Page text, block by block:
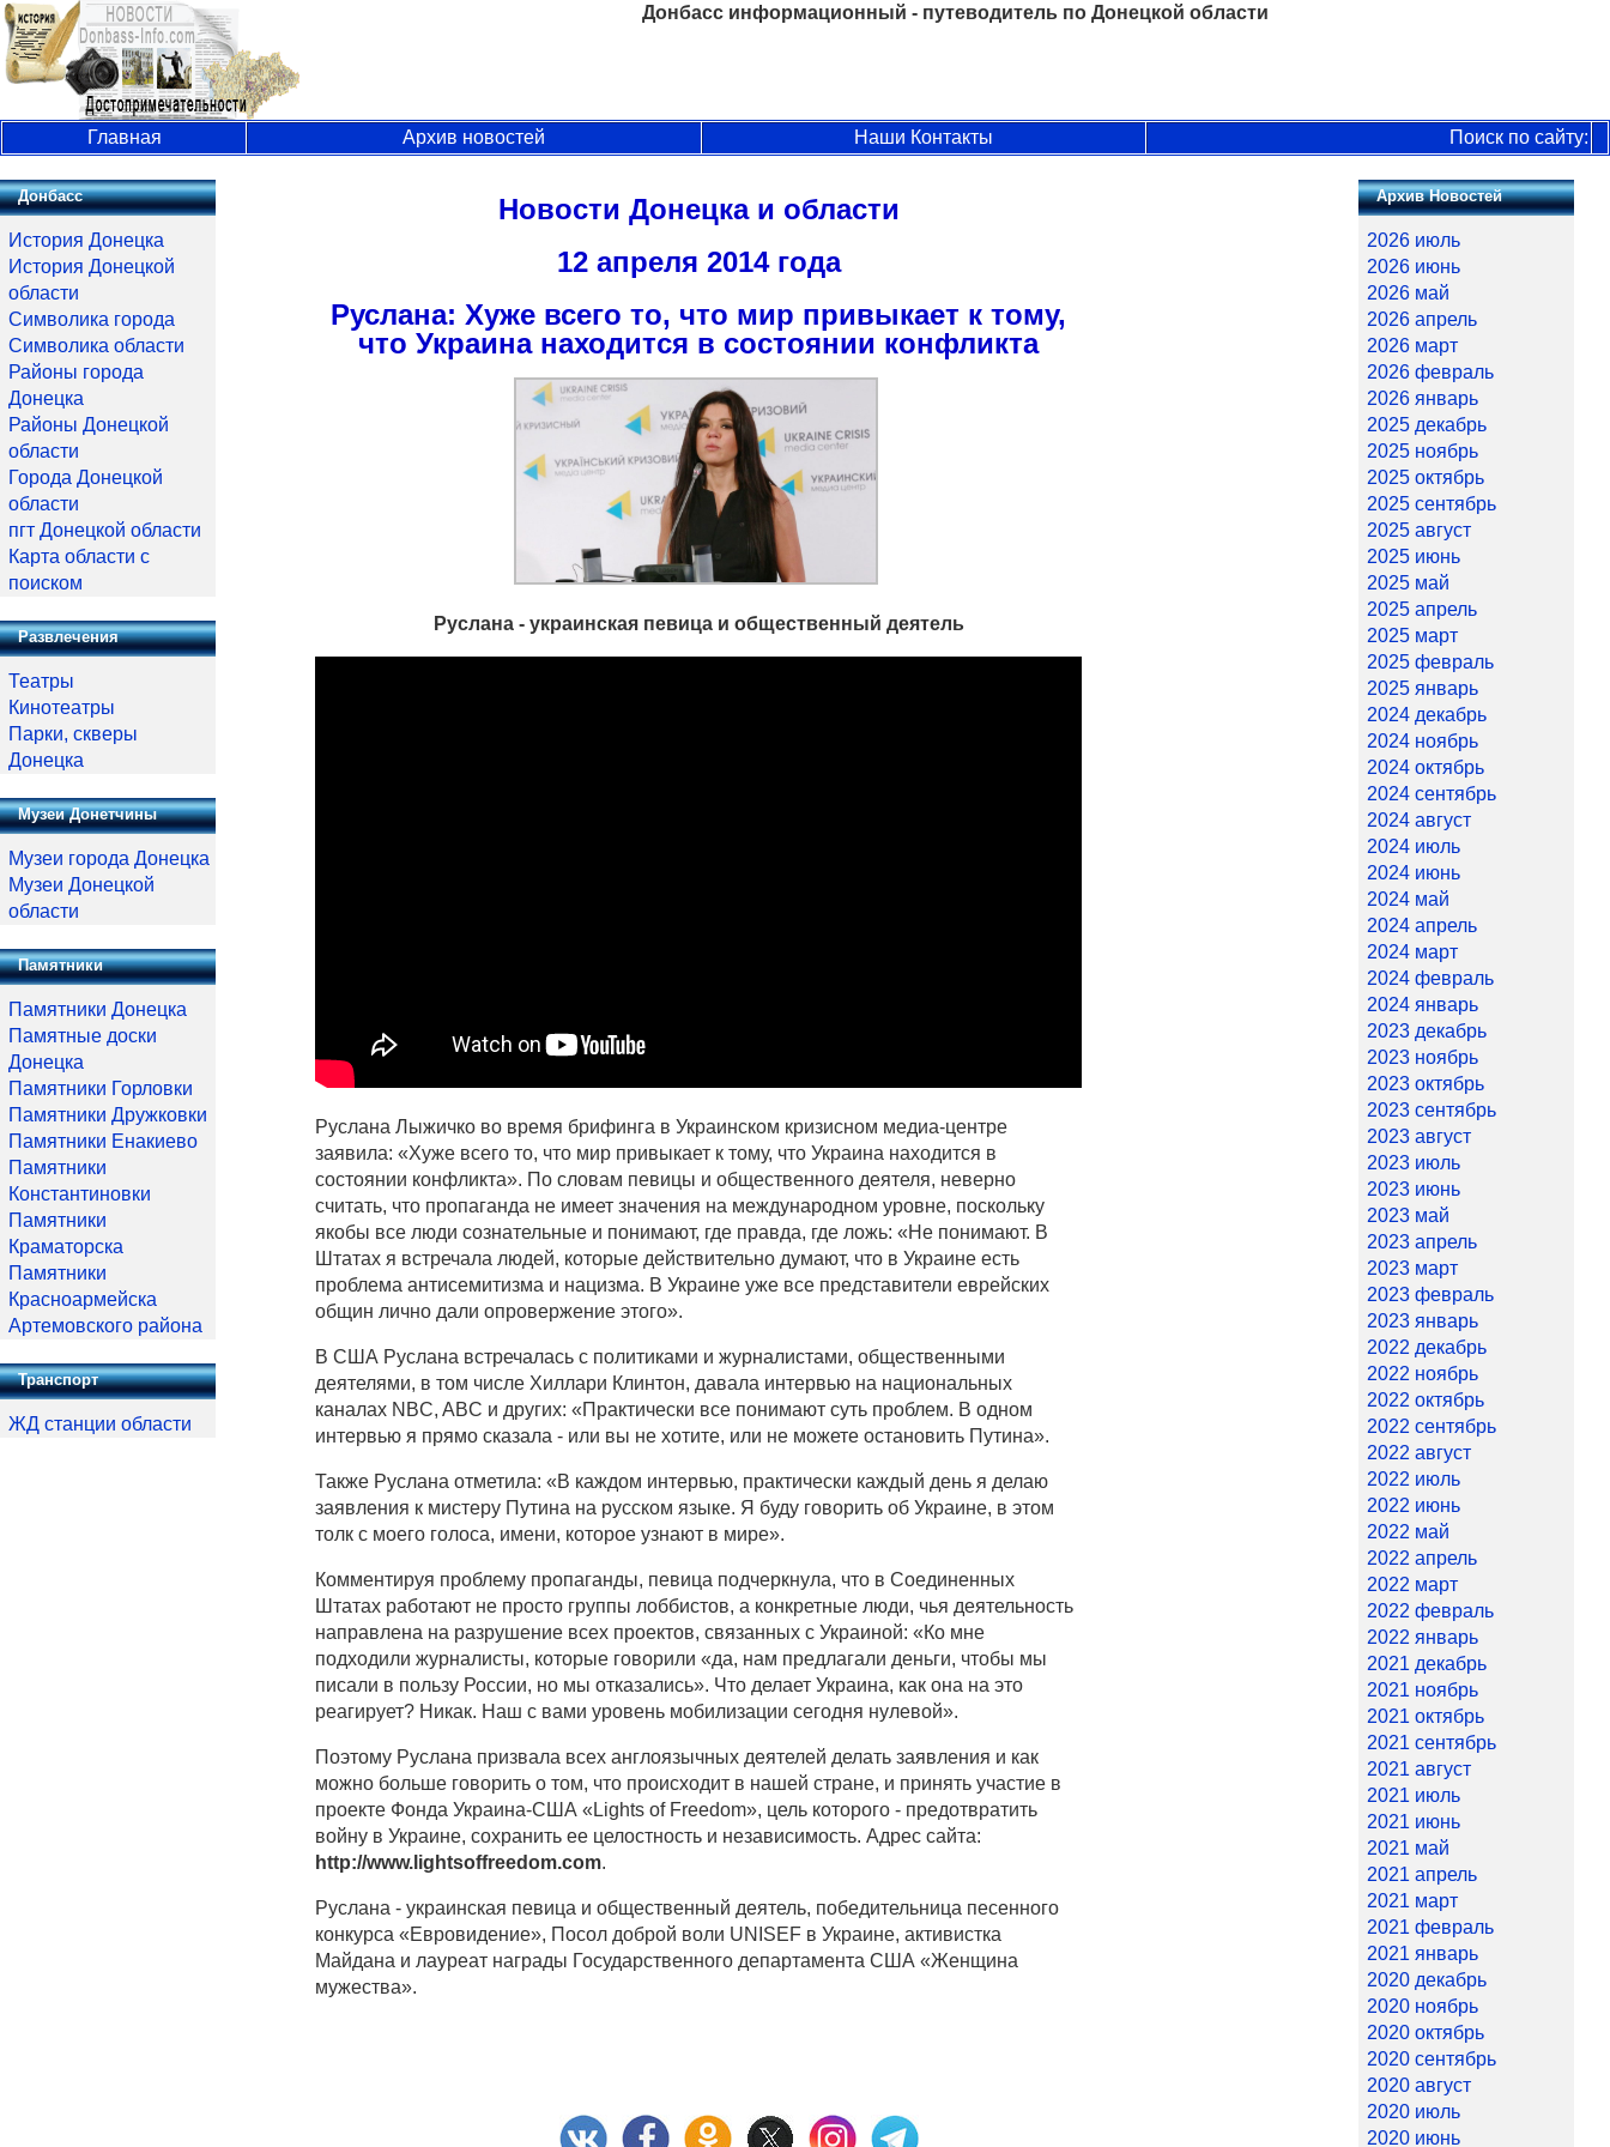
Донбасс информационный - путеводитель по Донецкой области
Главная Архив новостей Наши Контакты Поиск по сайту:
Новости Донецка и области
12 апреля 2014 года
Руслана: Хуже всего то, что мир привыкает к тому,
что Украина находится в состоянии конфликта
Руслана - украинская певица и общественный деятель
Руслана Лыжичко во время брифинга в Украинском кризисном медиа-центре
заявила: «Хуже всего то, что мир привыкает к тому, что Украина находится в
состоянии конфликта». По словам певицы и общественного деятеля, неверно
считать, что пропаганда не имеет значения на международном уровне, поскольку
якобы все люди сознательные и понимают, где правда, где ложь: «Не понимают. В
Штатах я встречала людей, которые действительно думают, что в Украине есть
проблема антисемитизма и нацизма. В Украине уже все представители еврейских
общин лично дали опровержение этого».
В США Руслана встречалась с политиками и журналистами, общественными
деятелями, в том числе Хиллари Клинтон, давала интервью на национальных
каналах NBC, ABC и других: «Практически все понимают суть проблем. В одном
интервью я прямо сказала - или вы не хотите, или не можете остановить Путина».
Также Руслана отметила: «В каждом интервью, практически каждый день я делаю
заявления к мистеру Путина на русском языке. Я буду говорить об Украине, в этом
толк с моего голоса, имени, которое узнают в мире».
Комментируя проблему пропаганды, певица подчеркнула, что в Соединенных
Штатах работают не просто группы лоббистов, а конкретные люди, чья деятельность
направлена на разрушение всех проектов, связанных с Украиной: «Ко мне
подходили журналисты, которые говорили «да, нам предлагали деньги, чтобы мы
писали в пользу России, но мы отказались». Что делает Украина, как она на это
реагирует? Никак. Наш с вами уровень мобилизации сегодня нулевой».
Поэтому Руслана призвала всех англоязычных деятелей делать заявления и как
можно больше говорить о том, что происходит в нашей стране, и принять участие в
проекте Фонда Украина-США «Lights of Freedom», цель которого - предотвратить
войну в Украине, сохранить ее целостность и независимость. Адрес сайта:
http://www.lightsoffreedom.com.
Руслана - украинская певица и общественный деятель, победительница песенного
конкурса «Евровидение», Посол доброй воли UNISEF в Украине, активистка
Майдана и лауреат награды Государственного департамента США «Женщина
мужества».
Донбасс
История Донецка
История Донецкой
области
Символика города
Символика области
Районы города
Донецка
Районы Донецкой
области
Города Донецкой
области
пгт Донецкой области
Карта области с
поиском
Развлечения
Театры
Кинотеатры
Парки, скверы
Донецка
Музеи Донетчины
Музеи города Донецка
Музеи Донецкой
области
Памятники
Памятники Донецка
Памятные доски
Донецка
Памятники Горловки
Памятники Дружковки
Памятники Енакиево
Памятники
Константиновки
Памятники
Краматорска
Памятники
Красноармейска
Артемовского района
Транспорт
ЖД станции области
Архив Новостей
2026 июль
2026 июнь
2026 май
2026 апрель
2026 март
2026 февраль
2026 январь
2025 декабрь
2025 ноябрь
2025 октябрь
2025 сентябрь
2025 август
2025 июнь
2025 май
2025 апрель
2025 март
2025 февраль
2025 январь
2024 декабрь
2024 ноябрь
2024 октябрь
2024 сентябрь
2024 август
2024 июль
2024 июнь
2024 май
2024 апрель
2024 март
2024 февраль
2024 январь
2023 декабрь
2023 ноябрь
2023 октябрь
2023 сентябрь
2023 август
2023 июль
2023 июнь
2023 май
2023 апрель
2023 март
2023 февраль
2023 январь
2022 декабрь
2022 ноябрь
2022 октябрь
2022 сентябрь
2022 август
2022 июль
2022 июнь
2022 май
2022 апрель
2022 март
2022 февраль
2022 январь
2021 декабрь
2021 ноябрь
2021 октябрь
2021 сентябрь
2021 август
2021 июль
2021 июнь
2021 май
2021 апрель
2021 март
2021 февраль
2021 январь
2020 декабрь
2020 ноябрь
2020 октябрь
2020 сентябрь
2020 август
2020 июль
2020 июнь